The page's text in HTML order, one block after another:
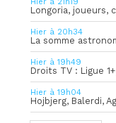
Hier à 20h34
Hier à 19h49
Hier à 19h04